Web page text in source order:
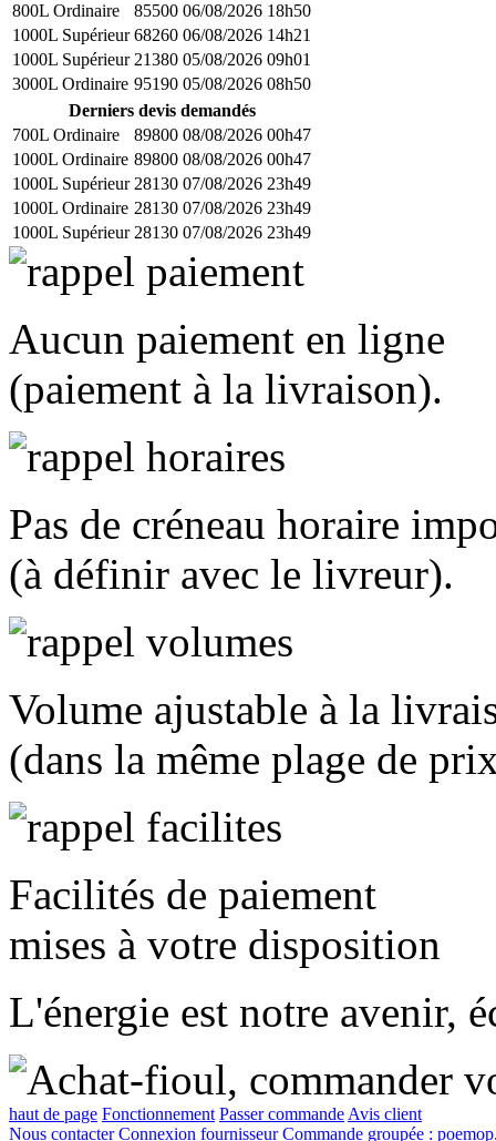
800L Ordinaire
85500 06/08/2026 18h50
1000L Supérieur 68260 06/08/2026 14h21
1000L Supérieur 21380 05/08/2026 09h01
3000L Ordinaire 95190 05/08/2026 08h50
Derniers devis demandés
700L Ordinaire
89800 08/08/2026 00h47
1000L Ordinaire 89800 08/08/2026 00h47
1000L Supérieur 28130 07/08/2026 23h49
1000L Ordinaire 28130 07/08/2026 23h49
1000L Supérieur 28130 07/08/2026 23h49
Aucun paiement en ligne
(paiement à la livraison).
Pas de créneau horaire
(à définir avec le livreur).
Volume ajustable à la
(dans la même plage de
Facilités de paiement
mises à votre disposition
L'énergie est notre avenir,
haut de page Fonctionnement Passer commandeAvis client
Nous contacter Connexion fournisseur Commande groupée :